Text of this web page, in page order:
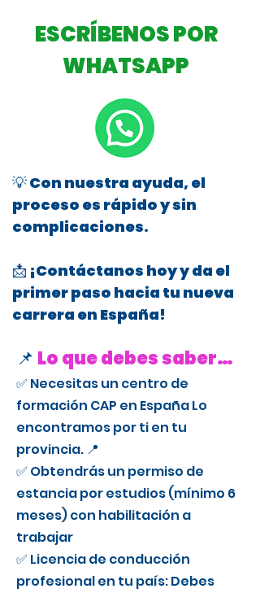
ESCRÍBENOS POR
WHATSAPP
💡 Con nuestra ayuda, el
proceso es rápido y sin
complicaciones.
📩 ¡Contáctanos hoy y da el
primer paso hacia tu nueva
carrera en España!
📌 Lo que debes saber…
✅ Necesitas un centro de
formación CAP en España Lo
encontramos por ti en tu
provincia. 📍
✅ Obtendrás un permiso de
estancia por estudios (mínimo 6
meses) con habilitación a
trabajar
✅ Licencia de conducción
profesional en tu país: Debes